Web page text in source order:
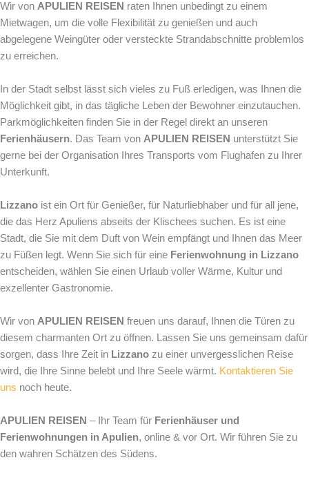
Wir von APULIEN REISEN raten Ihnen unbedingt zu einem
Mietwagen, um die volle Flexibilität zu genießen und auch
abgelegene Weingüter oder versteckte Strandabschnitte problemlos
zu erreichen.
In der Stadt selbst lässt sich vieles zu Fuß erledigen, was Ihnen die
Möglichkeit gibt, in das tägliche Leben der Bewohner einzutauchen.
Parkmöglichkeiten finden Sie in der Regel direkt an unseren
Ferienhäusern. Das Team von APULIEN REISEN unterstützt Sie
gerne bei der Organisation Ihres Transports vom Flughafen zu Ihrer
Unterkunft.
Lizzano ist ein Ort für Genießer, für Naturliebhaber und für all jene,
die das Herz Apuliens abseits der Klischees suchen. Es ist eine
Stadt, die Sie mit dem Duft von Wein empfängt und Ihnen das Meer
zu Füßen legt. Wenn Sie sich für eine Ferienwohnung in Lizzano
entscheiden, wählen Sie einen Urlaub voller Wärme, Kultur und
exzellenter Gastronomie.
Wir von APULIEN REISEN freuen uns darauf, Ihnen die Türen zu
diesem charmanten Ort zu öffnen. Lassen Sie uns gemeinsam dafür
sorgen, dass Ihre Zeit in Lizzano zu einer unvergesslichen Reise
wird, die Ihre Sinne belebt und Ihre Seele wärmt. Kontaktieren Sie
uns noch heute.
APULIEN REISEN – Ihr Team für Ferienhäuser und
Ferienwohnungen in Apulien, online & vor Ort. Wir führen Sie zu
den wahren Schätzen des Südens.